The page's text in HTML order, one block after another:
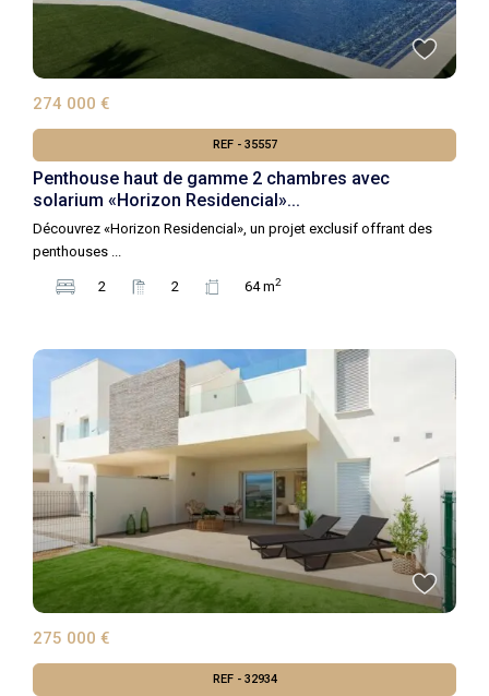
274 000 €
REF - 35557
Penthouse haut de gamme 2 chambres avec
solarium «Horizon Residencial»...
Découvrez «Horizon Residencial», un projet exclusif offrant des
penthouses
2 2 64 m2
275 000 €
REF - 32934